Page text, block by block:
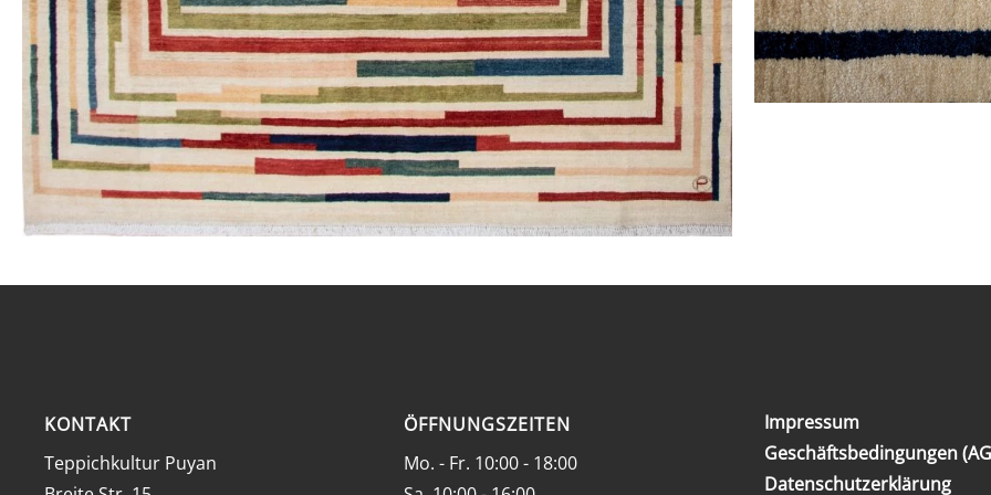
KONTAKT
Teppichkultur Puyan
ÖFFNUNGSZEITEN
Mo. - Fr. 10:00 - 18:00
Impressum
Geschäftsbedingungen
Datenschutzerklärung